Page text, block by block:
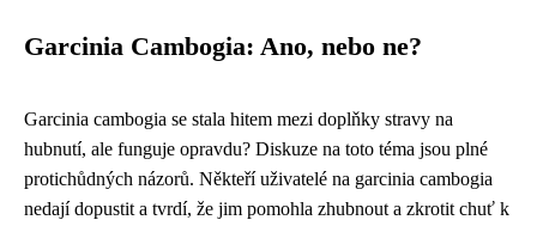
Garcinia Cambogia: Ano, nebo ne?
Garcinia cambogia se stala hitem mezi doplňky stravy na
hubnutí, ale funguje opravdu? Diskuze na toto téma jsou plné
protichůdných názorů. Někteří uživatelé na garcinia cambogia
nedají dopustit a tvrdí, že jim pomohla zhubnout a zkrotit chuť k